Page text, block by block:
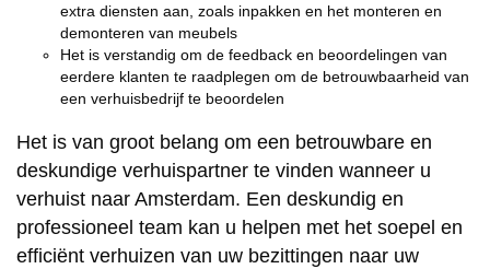
extra diensten aan, zoals inpakken en het monteren en
demonteren van meubels
Het is verstandig om de feedback en beoordelingen van
eerdere klanten te raadplegen om de betrouwbaarheid van
een verhuisbedrijf te beoordelen
Het is van groot belang om een betrouwbare en
deskundige verhuispartner te vinden wanneer u
verhuist naar Amsterdam. Een deskundig en
professioneel team kan u helpen met het soepel en
efficiënt verhuizen van uw bezittingen naar uw